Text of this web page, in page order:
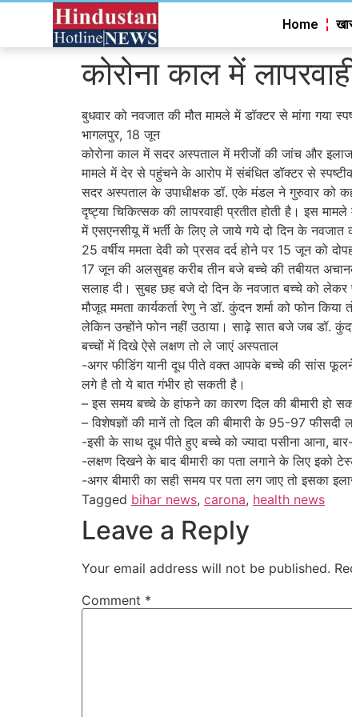
Home
कोरोना काल में
बुधवार को नवजात की मौत मामले में डॉक्टर से मांगा गया
भागलपुर, 18 जून
कोरोना काल में सदर अस्पताल में मरीजों की जांच और
मामले में देर से पहुंचने के आरोप में संबंधित डॉक्टर से
सदर अस्पताल के उपाधीक्षक डॉ. एके मंडल ने गुरुवार को
दृष्ट्या चिकित्सक की लापरवाही प्रतीत होती है। इस
में एसएनसीयू में भर्ती के लिए ले जाये गये दो दिन के नवजात
25 वर्षीय ममता देवी को प्रसव दर्द होने पर 15 जून को
17 जून की अलसुबह करीब तीन बजे बच्चे की तबीयत अचानक
सलाह दी। सुबह छह बजे दो दिन के नवजात बच्चे को लेकर
मौजूद ममता कार्यकर्ता रेणु ने डॉ. कुंदन शर्मा को फोन
लेकिन उन्होंने फोन नहीं उठाया। साढ़े सात बजे जब डॉ.
बच्चों में दिखे ऐसे लक्षण तो ले जाएं अस्पताल
-अगर फीडिंग यानी दूध पीते वक्त आपके बच्चे की सांस
लगे है तो ये बात गंभीर हो सकती है।
– इस समय बच्चे के हांफने का कारण दिल की बीमारी हो
– विशेषज्ञों की मानें तो दिल की बीमारी के 95-97
-इसी के साथ दूध पीते हुए बच्चे को ज्यादा पसीना आना,
-लक्षण दिखने के बाद बीमारी का पता लगाने के लिए इको
-अगर बीमारी का सही समय पर पता लग जाए तो इसका
Tagged bihar news, carona, health news
Leave a Reply
Your email address will not be published.
Comment *